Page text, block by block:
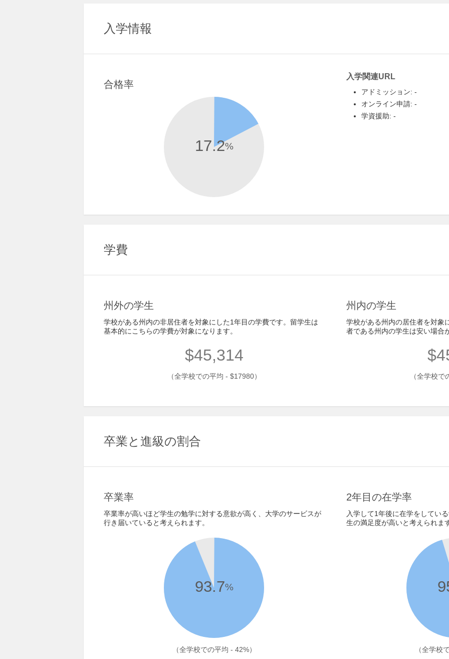
入学情報
合格率
17.2%
入学関連URL
アドミッション: -
オンライン申請: -
学資援助: -
学費
州外の学生
学校がある州内の非居住者を対象にした1年目の学費です。留学生は
基本的にこちらの学費が対象になります。
$45,314
（全学校での平均 - $17980）
州内の学生
学校がある州内の居住者を対象
者である州内の学生は安い場合
（全学校
卒業と進級の割合
卒業率
卒業率が高いほど学生の勉学に対する意欲が高く、大学のサービスが
行き届いていると考えられます。
93.7%
（全学校での平均 - 42%）
2年目の在学率
入学して1年後に在学をしてい
生の満足度が高いと考えられま
（全学校